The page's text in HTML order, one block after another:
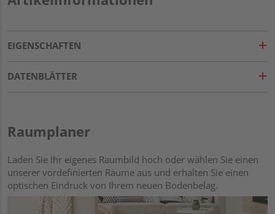
EIGENSCHAFTEN
DATENBLÄTTER
Raumplaner
Laden Sie Ihr eigenes Raumbild hoch oder wählen Sie einen
unserer vordefinierten Räume aus und erhalten Sie einen
optischen Eindruck von Ihrem neuen Bodenbelag.